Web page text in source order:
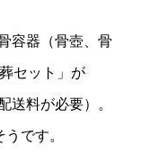
容器（骨壺、骨
セット」が
料が必要）。
です。